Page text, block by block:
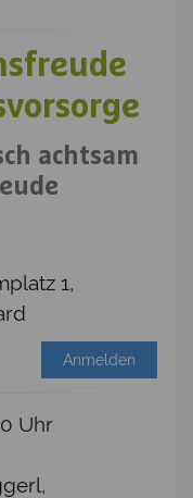
achtsam
1,
Anmelden
Uhr